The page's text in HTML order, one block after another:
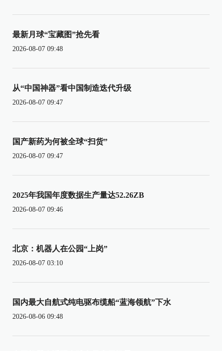
最新月球“宝藏图”抢先看
2026-08-07 09:48
从“中国神器”看中国制造迭代升级
2026-08-07 09:47
国产新药为何被全球“扫货”
2026-08-07 09:47
2025年我国年度数据生产量达52.26ZB
2026-08-07 09:46
北京：机器人在公园“上岗”
2026-08-07 03:10
国内最大自航式纯电驱布缆船“蓝海领航”下水
2026-08-06 09:48